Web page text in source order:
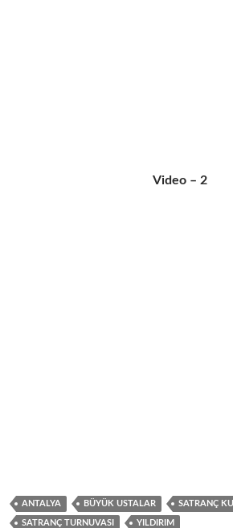
Video – 2
ANTALYA BÜYÜK USTALAR SATRANÇ
SATRANÇ TURNUVASI YILDIRIM